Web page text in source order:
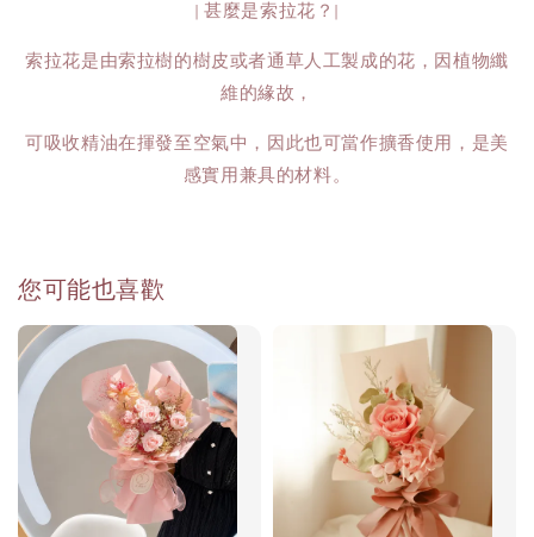
| 甚麼是索拉花？|
索拉花是由索拉樹的樹皮或者通草人工製成的花，因植物纖
維的緣故，
可吸收精油在揮發至空氣中，因此也可當作擴香使用，是美
感實用兼具的材料。
您可能也喜歡